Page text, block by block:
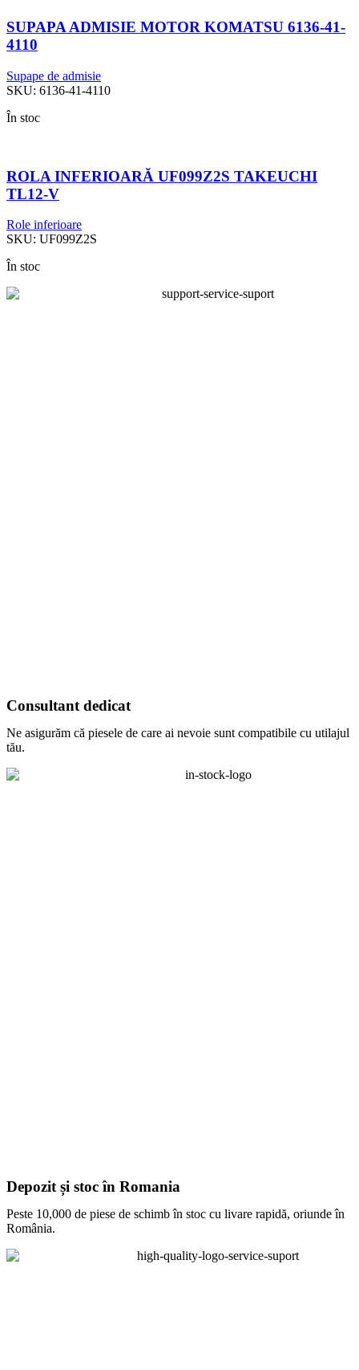
SUPAPA ADMISIE MOTOR KOMATSU 6136-41-
4110
Supape de admisie
SKU: 6136-41-4110
În stoc
ROLA INFERIOARĂ UF099Z2S TAKEUCHI
TL12-V
Role inferioare
SKU: UF099Z2S
În stoc
Consultant dedicat
Ne asigurăm că piesele de care ai nevoie sunt compatibile cu utilajul
tău.
Depozit și stoc în Romania
Peste 10,000 de piese de schimb în stoc cu livare rapidă, oriunde în
România.